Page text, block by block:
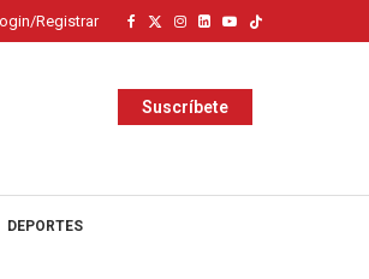
Registrar
Suscríbete
DEPORTES